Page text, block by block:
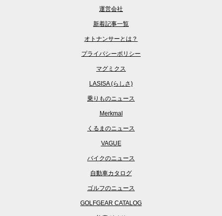
運営会社
新着記事一覧
オトナンサーとは？
プライバシーポリシー
マグミクス
LASISA (らしさ)
乗りものニュース
Merkmal
くるまのニュース
VAGUE
バイクのニュース
自動車カタログ
ゴルフのニュース
GOLFGEAR CATALOG